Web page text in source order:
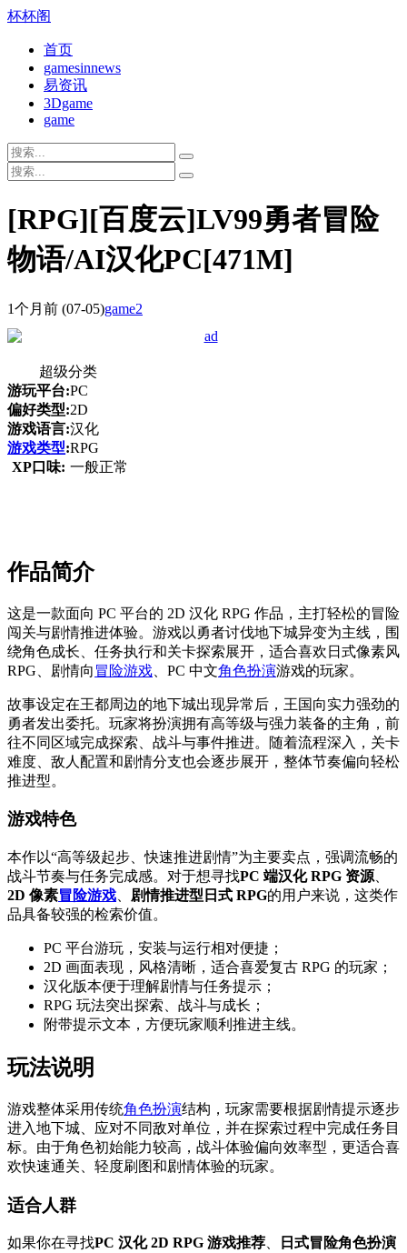
杯杯阁
首页
gamesinnews
易资讯
3Dgame
game
[RPG][百度云]LV99勇者冒险
物语/AI汉化PC[471M]
1个月前 (07-05)game2
超级分类
游玩平台:PC
偏好类型:2D
游戏语言:汉化
游戏类型:RPG
XP口味: 一般正常
作品简介
这是一款面向 PC 平台的 2D 汉化 RPG 作品，主打轻松的冒险
闯关与剧情推进体验。游戏以勇者讨伐地下城异变为主线，围
绕角色成长、任务执行和关卡探索展开，适合喜欢日式像素风
RPG、剧情向 冒险游戏 、PC 中文角色扮演游戏的玩家。
故事设定在王都周边的地下城出现异常后，王国向实力强劲的
勇者发出委托。玩家将扮演拥有高等级与强力装备的主角，前
往不同区域完成探索、战斗与事件推进。随着流程深入，关卡
难度、敌人配置和剧情分支也会逐步展开，整体节奏偏向轻松
推进型。
游戏特色
本作以“高等级起步、快速推进剧情”为主要卖点，强调流畅的
战斗节奏与任务完成感。对于想寻找PC 端汉化 RPG 资源
2D 像素冒险游戏 剧情推进型日式 RPG的用户来说，这类作
品具备较强的检索价值。
PC 平台游玩，安装与运行相对便捷；
2D 画面表现，风格清晰，适合喜爱复古 RPG 的玩家；
汉化版本便于理解剧情与任务提示；
RPG 玩法突出探索、战斗与成长；
附带提示文本，方便玩家顺利推进主线。
玩法说明
游戏整体采用传统角色扮演结构，玩家需要根据剧情提示逐步
进入地下城、应对不同敌对单位，并在探索过程中完成任务目
标。由于角色初始能力较高，战斗体验偏向效率型，更适合喜
欢快速通关、轻度刷图和剧情体验的玩家。
适合人群
如果你在寻找PC 汉化 2D RPG 游戏推荐
日式冒险角色扮演